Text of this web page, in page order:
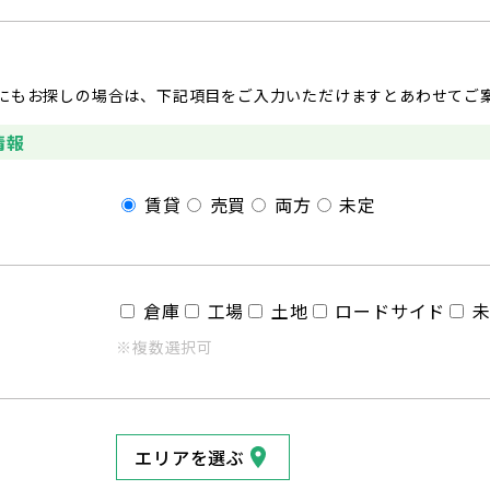
お探しの場合は、下記項目をご入力いただけますとあわせてご
報
賃貸 売買 両方 未定
倉庫 工場 土地 ロードサイド
※複数選択可
エリアを選ぶ